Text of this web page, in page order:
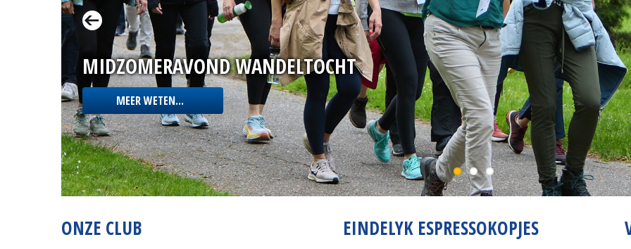
MIDZOMERAVOND WANDELTOCHT
MEER WETEN...
ONZE CLUB EINDELYK ESPRESSOKOPJES